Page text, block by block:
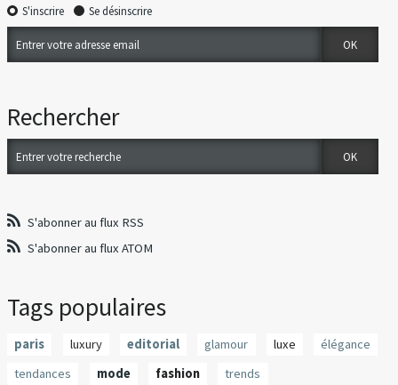
S'inscrire Se désinscrire
Rechercher
S'abonner au flux RSS
S'abonner au flux ATOM
Tags populaires
paris luxury editorial glamour luxe
élégance
tendances
mode fashion trends